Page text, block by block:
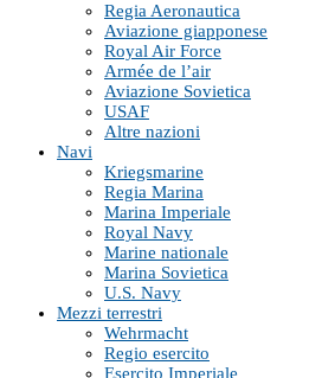
Regia Aeronautica
Aviazione giapponese
Royal Air Force
Armée de l’air
Aviazione Sovietica
USAF
Altre nazioni
Navi
Kriegsmarine
Regia Marina
Marina Imperiale
Royal Navy
Marine nationale
Marina Sovietica
U.S. Navy
Mezzi terrestri
Wehrmacht
Regio esercito
Esercito Imperiale